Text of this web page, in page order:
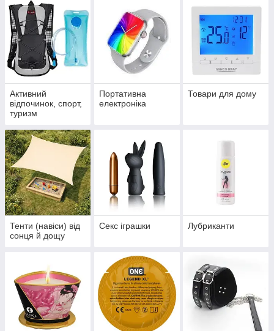
Активний
відпочинок, спорт,
туризм
Портативна
електроніка
Товари для дому
Тенти (навіси) від
сонця й дощу
Секс іграшки Лубриканти